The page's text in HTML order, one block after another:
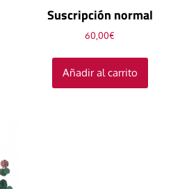
Suscripción normal
60,00€
Añadir al carrito